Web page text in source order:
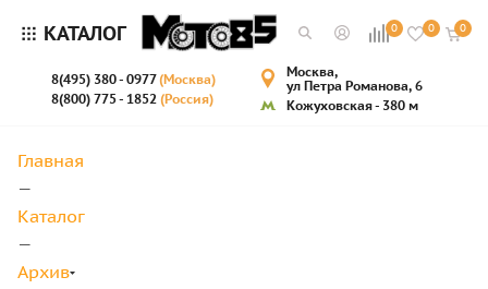
КАТАЛОГ 0 0 0
8(495) 380 - 0977(Москва)
8(800) 775 - 1852 (Россия)
Москва,
ул Петра Романова, 6
Кожуховская - 380 м
Главная
—
Каталог
—
Архив